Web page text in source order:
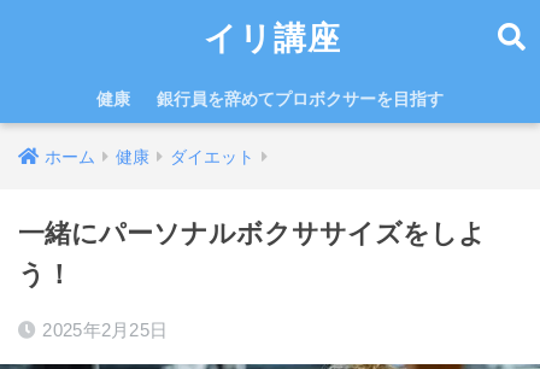
イリ講座
健康 銀行員を辞めてプロボクサーを目指す
ホーム 健康 ダイエット
一緒にパーソナルボクササイズをしよ
う！
2025年2月25日